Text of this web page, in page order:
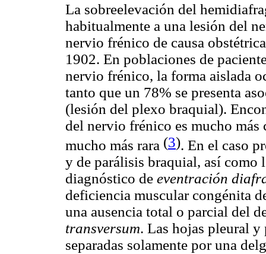
La sobreelevación del
habitualmente a una lesión del
nervio frénico de causa
1902. En poblaciones de
nervio frénico, la forma aislada
tanto que un 78% se presenta
(lesión del plexo braquial).
del nervio frénico es mucho
mucho más rara (3). En el caso
y de parálisis braquial, así como
diagnóstico de eventración
deficiencia muscular congénita
una ausencia total o parcial del
transversum. Las hojas pleural y
separadas solamente por una